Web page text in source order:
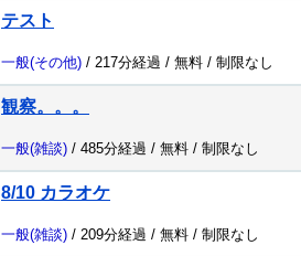
テスト
一般(その他) / 217分経過 / 無料 / 制限なし
観察。。。
一般(雑談) / 485分経過 / 無料 / 制限なし
8/10 カラオケ
一般(雑談) / 209分経過 / 無料 / 制限なし